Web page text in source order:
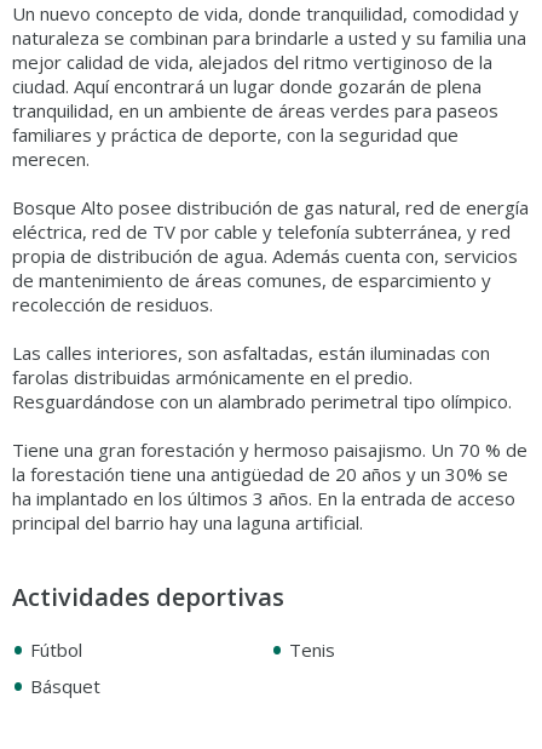
Un nuevo concepto de vida, donde tranquilidad, comodidad y
naturaleza se combinan para brindarle a usted y su familia una
mejor calidad de vida, alejados del ritmo vertiginoso de la
ciudad. Aquí encontrará un lugar donde gozarán de plena
tranquilidad, en un ambiente de áreas verdes para paseos
familiares y práctica de deporte, con la seguridad que
merecen.
Bosque Alto posee distribución de gas natural, red de energía
eléctrica, red de TV por cable y telefonía subterránea, y red
propia de distribución de agua. Además cuenta con, servicios
de mantenimiento de áreas comunes, de esparcimiento y
recolección de residuos.
Las calles interiores, son asfaltadas, están iluminadas con
farolas distribuidas armónicamente en el predio.
Resguardándose con un alambrado perimetral tipo olímpico.
Tiene una gran forestación y hermoso paisajismo. Un 70 % de
la forestación tiene una antigüedad de 20 años y un 30% se
ha implantado en los últimos 3 años. En la entrada de acceso
principal del barrio hay una laguna artificial.
Actividades deportivas
• Fútbol • Tenis
• Básquet